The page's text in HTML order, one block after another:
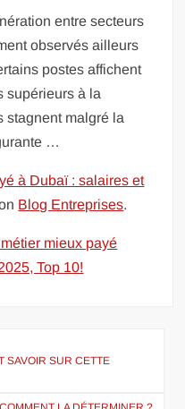
entre secteurs
observés ailleurs
postes affichent
supérieurs à la
stagnent malgré la
…
à Dubaï : salaires et
Blog Entreprises.
mieux payé
Top 10!
SAVOIR SUR CETTE